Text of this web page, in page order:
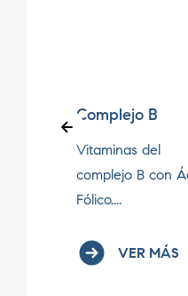
Complejo B
Vitaminas del
complejo B con
Fólico....
VER MÁS